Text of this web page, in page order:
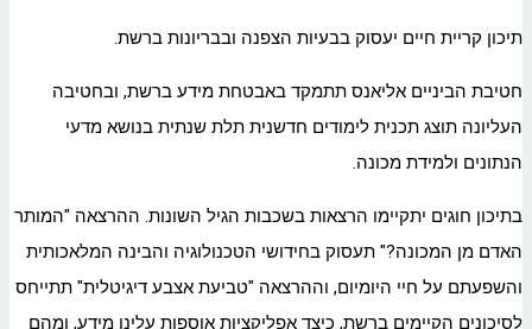
תיכון קריית חיים יעסוק בבעיות הצפנה ובבריונות ברשת.
חטיבת הביניים אליאנס תתמקד באבטחת מידע ברשת, ובחטיבה
העליונה תוצג תכנית לימודים חדשנית תלת שנתית בנושא מדעי
הנתונים ולמידת מכונה.
בתיכון חוגים יתקיימו הרצאות בשכבות הגיל השונות. ההרצאה "המותר
האדם מן המכונה?" תעסוק בחידושי הטכנולוגיה והבינה המלאכותית
והשפעתם על חיי היומיום, וההרצאה "טביעת אצבע דיגיטלית" תתייחס
לסיכונים הקיימים ברשת, כיצד אפליקציות אוספות עלינו מידע, ומהם